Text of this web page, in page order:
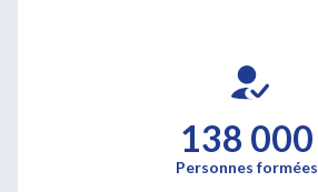
138 000
Personnes formées